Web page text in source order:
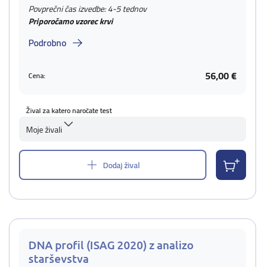
Povprečni čas izvedbe: 4-5 tednov
Priporočamo vzorec krvi
Podrobno
Cena: 56,00 €
Žival za katero naročate test
Moje živali
Dodaj žival
DNA profil (ISAG 2020) z analizo
starševstva